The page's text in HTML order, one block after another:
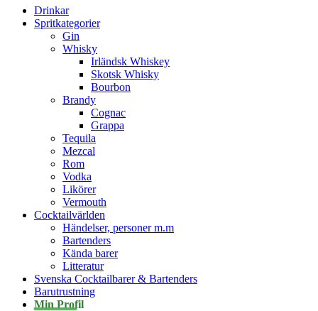
Drinkar
Spritkategorier
Gin
Whisky
Irländsk Whiskey
Skotsk Whisky
Bourbon
Brandy
Cognac
Grappa
Tequila
Mezcal
Rom
Vodka
Likörer
Vermouth
Cocktailvärlden
Händelser, personer m.m
Bartenders
Kända barer
Litteratur
Svenska Cocktailbarer & Bartenders
Barutrustning
Min Profil